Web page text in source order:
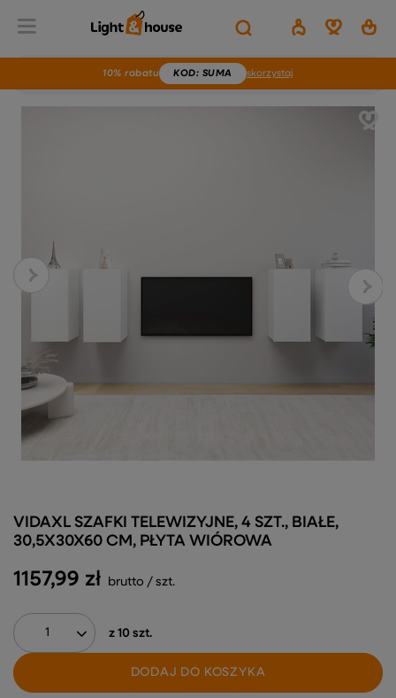
10% rabatu KOD: SUMA skorzystaj
1157,99 zł brutto / szt.
z 10 szt.
DODAJ DO KOSZYKA
VIDAXL SZAFKI TELEWIZYJNE, 4 SZT., BIAŁE,
30,5X30X60 CM, PŁYTA WIÓROWA